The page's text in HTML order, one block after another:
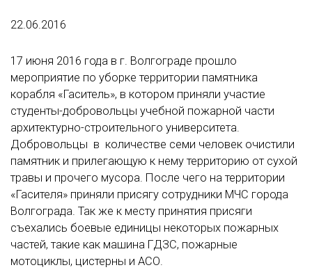
22.06.2016
17 июня 2016 года в г. Волгограде прошло
мероприятие по уборке территории памятника
корабля «Гаситель», в котором приняли участие
студенты-добровольцы учебной пожарной части
архитектурно-строительного университета.
Добровольцы в количестве семи человек очистили
памятник и прилегающую к нему территорию от сухой
травы и прочего мусора. После чего на территории
«Гасителя» приняли присягу сотрудники МЧС города
Волгограда. Так же к месту принятия присяги
съехались боевые единицы некоторых пожарных
частей, такие как машина ГДЗС, пожарные
мотоциклы, цистерны и АСО.